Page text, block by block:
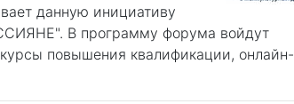
данную инициативу
В программу форума войдут
повышения квалификации, онлайн-